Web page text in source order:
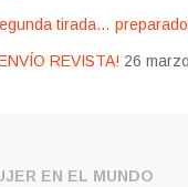
tirada…
REVISTA! 26
EN EL MUNDO